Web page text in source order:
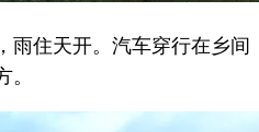
雨住天开。汽车穿行在乡间